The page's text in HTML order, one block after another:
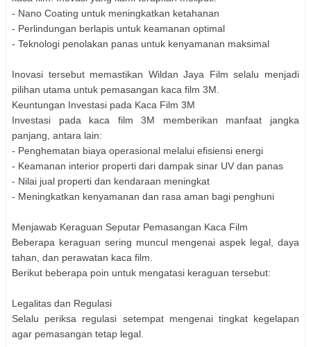
- Nano Coating untuk meningkatkan ketahanan
- Perlindungan berlapis untuk keamanan optimal
- Teknologi penolakan panas untuk kenyamanan maksimal
Inovasi tersebut memastikan Wildan Jaya Film selalu menjadi
pilihan utama untuk pemasangan kaca film 3M.
Keuntungan Investasi pada Kaca Film 3M
Investasi pada kaca film 3M memberikan manfaat jangka
panjang, antara lain:
- Penghematan biaya operasional melalui efisiensi energi
- Keamanan interior properti dari dampak sinar UV dan panas
- Nilai jual properti dan kendaraan meningkat
- Meningkatkan kenyamanan dan rasa aman bagi penghuni
Menjawab Keraguan Seputar Pemasangan Kaca Film
Beberapa keraguan sering muncul mengenai aspek legal, daya
tahan, dan perawatan kaca film.
Berikut beberapa poin untuk mengatasi keraguan tersebut:
Legalitas dan Regulasi
Selalu periksa regulasi setempat mengenai tingkat kegelapan
agar pemasangan tetap legal.